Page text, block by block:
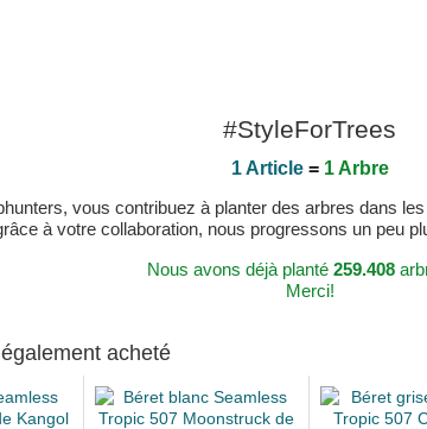
#StyleForTrees
1 Article= 1 Arbre
vous contribuez à planter des arbres dans
à votre collaboration, nous progressons un peu
Nous avons déjà planté 259.408
Merci!
acheté